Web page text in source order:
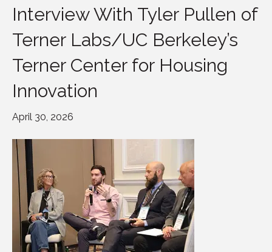
Interview With Tyler Pullen of
Terner Labs/UC Berkeley’s
Terner Center for Housing
Innovation
April 30, 2026